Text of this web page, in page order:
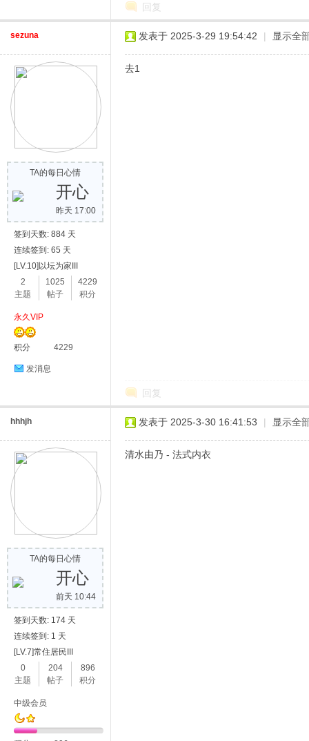
回复
sezuna
TA的每日心情
开心
昨天 17:00
签到天数: 884 天
连续签到: 65 天
[LV.10]以坛为家III
2
主题
1025
帖子
4229
积分
永久VIP
积分 4229
发消息
发表于 2025-3-29 19:54:42 | 显示全
去1
回复
hhhjh
TA的每日心情
开心
前天 10:44
签到天数: 174 天
连续签到: 1 天
[LV.7]常住居民III
0
主题
204
帖子
896
积分
中级会员
发表于 2025-3-30 16:41:53 | 显示全
清水由乃 - 法式内衣